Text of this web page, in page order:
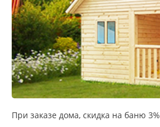
При заказе дома, скидка на баню 3%